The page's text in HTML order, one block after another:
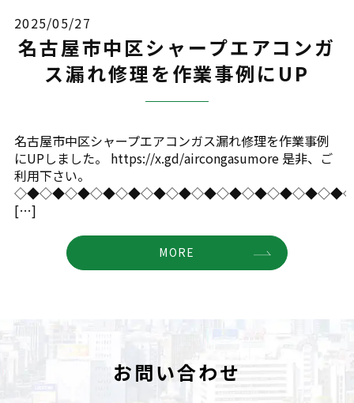
2025/05/27
名古屋市中区シャープエアコンガ
ス漏れ修理を作業事例にUP
名古屋市中区シャープエアコンガス漏れ修理を作業事例
にUPしました。 https://x.gd/aircongasumore 是非、ご
利用下さい。
[…]
MORE
お問い合わせ